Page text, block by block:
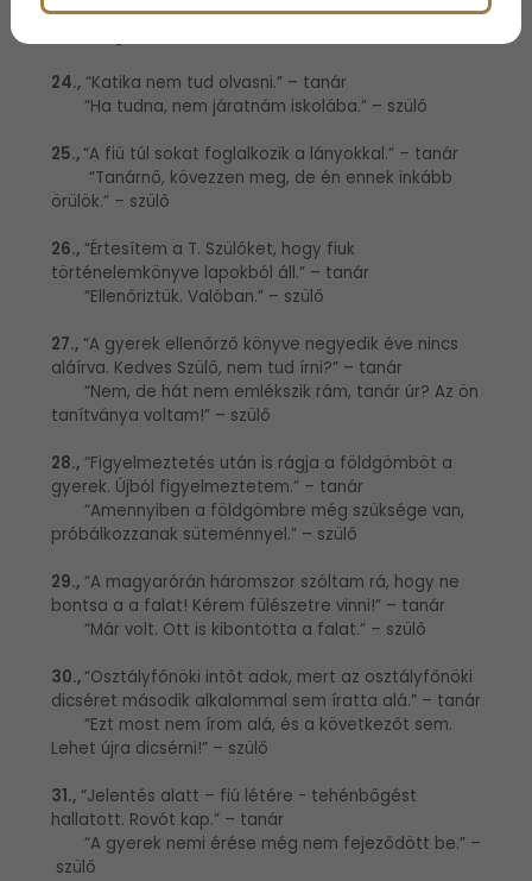
Figyelmeztetem.” – tanár
24.,“Katika nem tud olvasni.” – tanár
“Ha tudna, nem járatnám iskolába.” – szülő
25.,“A fiú túl sokat foglalkozik a lányokkal.” – tanár
“Tanárnő, kövezzen meg, de én ennek inkább
örülök.” – szülő
26.,“Értesítem a T. Szülőket, hogy fiuk
történelemkönyve lapokból áll.” – tanár
“Ellenőriztük. Valóban.” – szülő
27.,“A gyerek ellenőrző könyve negyedik éve nincs
aláírva. Kedves Szülő, nem tud írni?” – tanár
“Nem, de hát nem emlékszik rám, tanár úr? Az ön
tanítványa voltam!” – szülő
28.,“Figyelmeztetés után is rágja a földgömböt a
gyerek. Újból figyelmeztetem.” – tanár
“Amennyiben a földgömbre még szüksége van,
próbálkozzanak süteménnyel.” – szülő
29.,“A magyarórán háromszor szóltam rá, hogy ne
bontsa a a falat! Kérem fülészetre vinni!” – tanár
“Már volt. Ott is kibontotta a falat.” – szülő
30.,“Osztályfőnöki intőt adok, mert az osztályfőnöki
dicséret második alkalommal sem íratta alá.” – tanár
“Ezt most nem írom alá, és a következőt sem.
Lehet újra dicsérni!” – szülő
31.,“Jelentés alatt – fiú létére - tehénbőgést
hallatott. Rovót kap.” – tanár
“A gyerek nemi érése még nem fejeződött be.” –
szülő